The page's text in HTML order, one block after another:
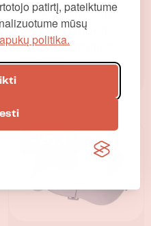
patirtį, pateiktume
mūsų
politika.
Kaklo/pečių
masažuoklis
SmartRelief
99,00€